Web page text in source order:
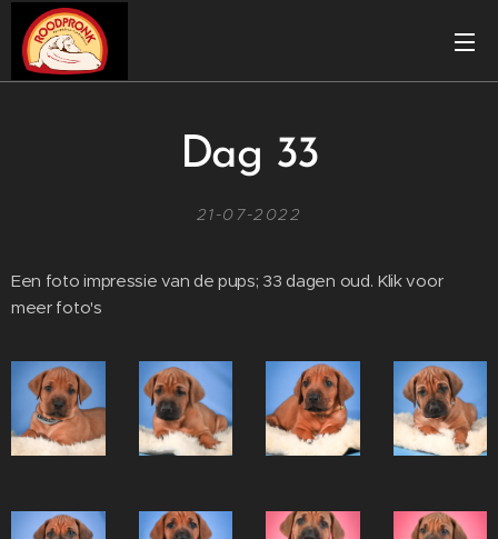
Dag 33
21-07-2022
Een foto impressie van de pups; 33 dagen oud. Klik voor
meer foto's